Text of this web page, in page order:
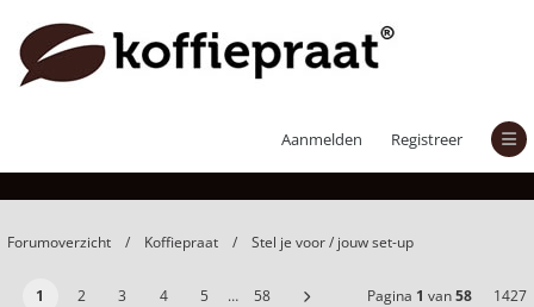
Aanmelden Registreer
Stel je voor / jouw set-up
Forumoverzicht Koffiepraat Stel je voor / jouw set-up
1 2 3 4 5 … 58 Pagina 1 van58 1427